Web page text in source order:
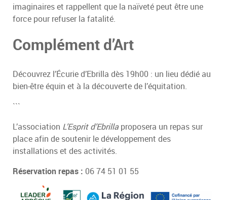
imaginaires et rappellent que la naïveté peut être une
force pour refuser la fatalité.
Complément d’Art
Découvrez l’Écurie d’Ebrilla dès 19h00 : un lieu dédié au
bien-être équin et à la découverte de l’équitation.
```
L’association L’Esprit d’Ebrillaproposera un repas sur
place afin de soutenir le développement des
installations et des activités.
Réservation repas : 06 74 51 01 55